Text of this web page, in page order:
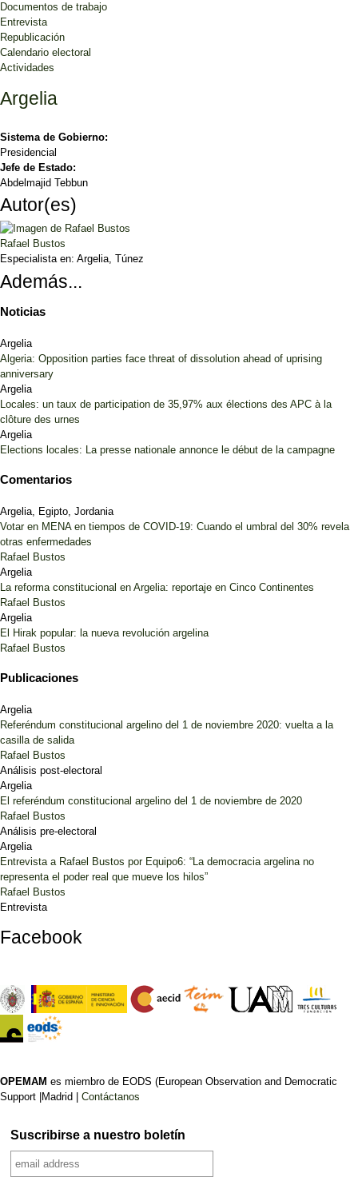
Documentos de trabajo
Entrevista
Republicación
Calendario electoral
Actividades
Argelia
Sistema de Gobierno:
Presidencial
Jefe de Estado:
Abdelmajid Tebbun
Autor(es)
Rafael Bustos
Especialista en: Argelia, Túnez
Además...
Noticias
Argelia
Algeria: Opposition parties face threat of dissolution ahead of uprising
anniversary
Argelia
Locales: un taux de participation de 35,97% aux élections des APC à la
clôture des urnes
Argelia
Elections locales: La presse nationale annonce le début de la campagne
Comentarios
Argelia, Egipto, Jordania
Votar en MENA en tiempos de COVID-19: Cuando el umbral del 30% revela
otras enfermedades
Rafael Bustos
Argelia
La reforma constitucional en Argelia: reportaje en Cinco Continentes
Rafael Bustos
Argelia
El Hirak popular: la nueva revolución argelina
Rafael Bustos
Publicaciones
Argelia
Referéndum constitucional argelino del 1 de noviembre 2020: vuelta a la
casilla de salida
Rafael Bustos
Análisis post-electoral
Argelia
El referéndum constitucional argelino del 1 de noviembre de 2020
Rafael Bustos
Análisis pre-electoral
Argelia
Entrevista a Rafael Bustos por Equipo6: “La democracia argelina no
representa el poder real que mueve los hilos”
Rafael Bustos
Entrevista
Facebook
OPEMAM es miembro de EODS (European Observation and Democratic
Support |Madrid | Contáctanos
Suscribirse a nuestro boletín